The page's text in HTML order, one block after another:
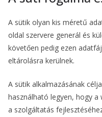
A sütik olyan kis méretű
oldal szervere generál és
követően pedig ezen
eltárolásra kerülnek.
A sütik alkalmazásának
használható legyen, hogy
a szolgáltatás